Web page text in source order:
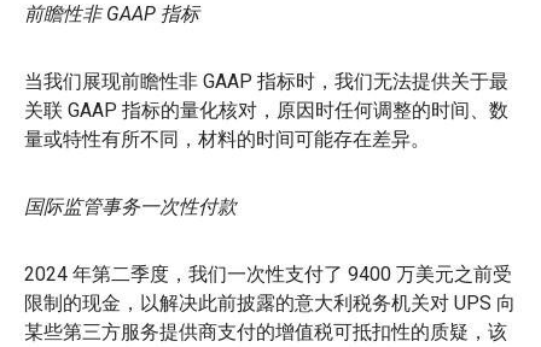
前瞻性非 GAAP 指标
当我们展现前瞻性非 GAAP 指标时，我们无法提供关于最
关联 GAAP 指标的量化核对，原因时任何调整的时间、数
量或特性有所不同，材料的时间可能存在差异。
国际监管事务一次性付款
2024 年第二季度，我们一次性支付了 9400 万美元之前受
限制的现金，以解决此前披露的意大利税务机关对 UPS 向
某些第三方服务提供商支付的增值税可抵扣性的质疑，该